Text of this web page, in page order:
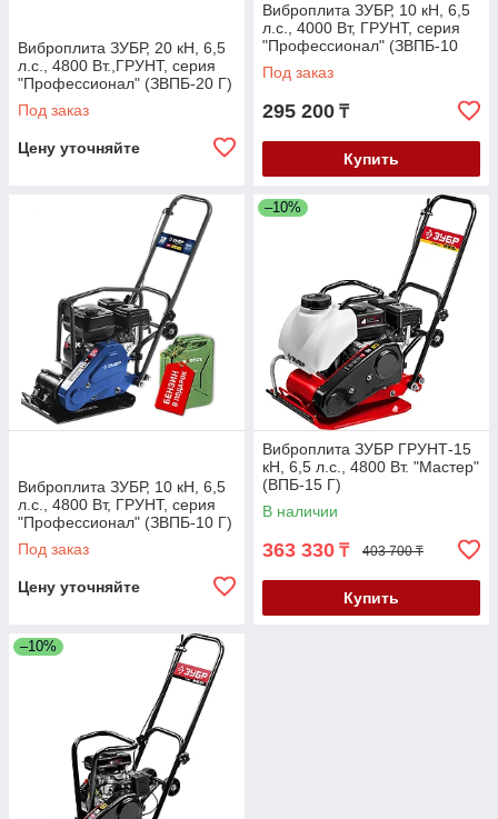
Виброплита ЗУБР, 20 кН, 6,5
л.с., 4800 Вт.,ГРУНТ, серия
"Профессионал" (ЗВПБ-20 Г)
Под заказ
Цену уточняйте
Виброплита ЗУБР, 10 кН, 6,5
л.с., 4000 Вт, ГРУНТ, серия
"Профессионал" (ЗВПБ-10
ГХ)
Под заказ
295 200 ₸
Купить
Виброплита ЗУБР, 10 кН, 6,5
л.с., 4800 Вт, ГРУНТ, серия
"Профессионал" (ЗВПБ-10 Г)
Под заказ
Цену уточняйте
–10%
Виброплита ЗУБР ГРУНТ-15
кН, 6,5 л.с., 4800 Вт. "Мастер"
(ВПБ-15 Г)
В наличии
363 330 ₸ 403 700 ₸
Купить
–10%